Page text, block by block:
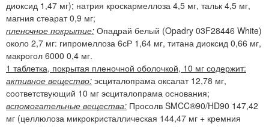
диоксид 1,47 мг); натрия кроскармеллоза 4,5 мг, тальк 4,5 мг,
магния стеарат 0,9 мг;
пленочное покрытие: Опадрай белый (Opadry 03F28446 White)
около 2,7 мг: гипромеллоза 6сР 1,64 мг, титана диоксид 0,66 мг,
макрогол 6000 0,4 мг.
1 таблетка, покрытая пленочной оболочкой, 10 мг содержит:
активное вещество: эсциталопрама оксалат 12,78 мг,
соответствующий 10 мг эсциталопрама основания;
вспомогательные вещества: Просолв SMCC®90/HD90 147,42
мг (целлюлоза микрокристаллическая 144,47 мг + кремния